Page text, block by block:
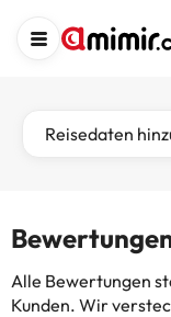
Reisedaten
Alle Bewertungen
Kunden. Wir